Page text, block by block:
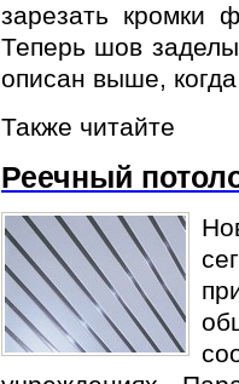
зарезать кромки
Теперь шов
описан выше,
Также читайте
Реечный